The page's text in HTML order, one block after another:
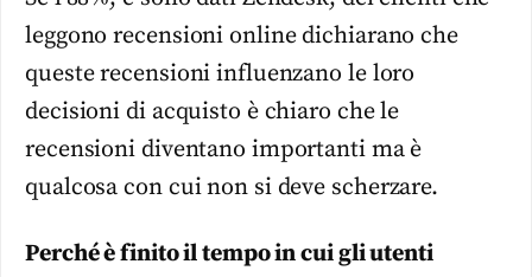
leggono recensioni online dichiarano che
queste recensioni influenzano le loro
decisioni di acquisto è chiaro che le
recensioni diventano importanti ma è
qualcosa con cui non si deve scherzare.
Perché è finito il tempo in cui gli utenti